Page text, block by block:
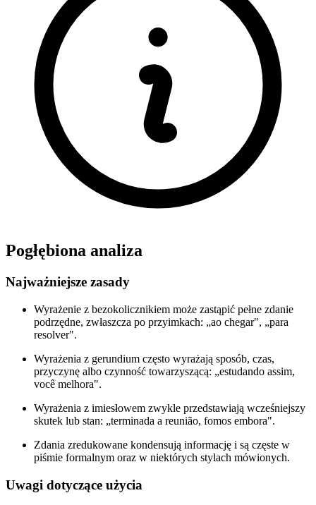
Pogłębiona analiza
Najważniejsze zasady
Wyrażenie z bezokolicznikiem może zastąpić pełne zdanie
podrzędne, zwłaszcza po przyimkach: „ao chegar", „para
resolver".
Wyrażenia z gerundium często wyrażają sposób, czas,
przyczynę albo czynność towarzyszącą: „estudando assim,
você melhora".
Wyrażenia z imiesłowem zwykle przedstawiają wcześniejszy
skutek lub stan: „terminada a reunião, fomos embora".
Zdania zredukowane kondensują informację i są częste w
piśmie formalnym oraz w niektórych stylach mówionych.
Uwagi dotyczące użycia